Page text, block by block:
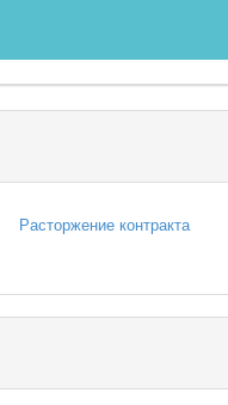
Расторжение контракта